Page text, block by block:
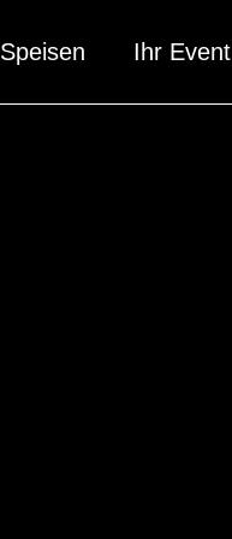
Speisen Ihr Event